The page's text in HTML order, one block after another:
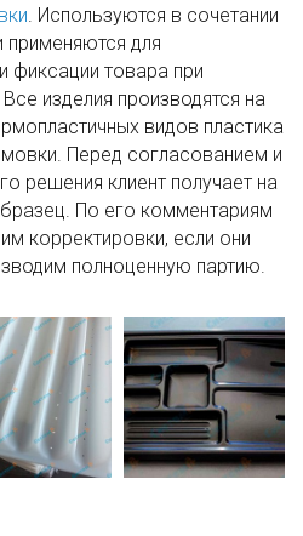
. Используются в сочетании
применяются для
фиксации товара при
изделия производятся на
видов пластика
Перед согласованием и
решения клиент получает на
По его комментариям
корректировки, если они
полноценную партию.